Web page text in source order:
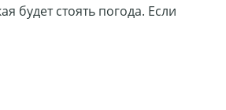
будет стоять погода. Если